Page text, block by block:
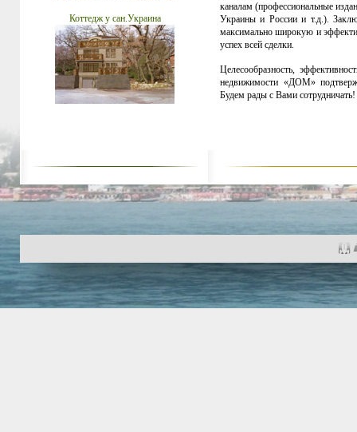
Коттедж у сан.Украина
каналам (профессиональные
Украины и России и т.д.).
максимально широкую и
успех всей сделки.
Целесообразность,
недвижимости «ДОМ»
Будем рады с Вами сотрудничать!